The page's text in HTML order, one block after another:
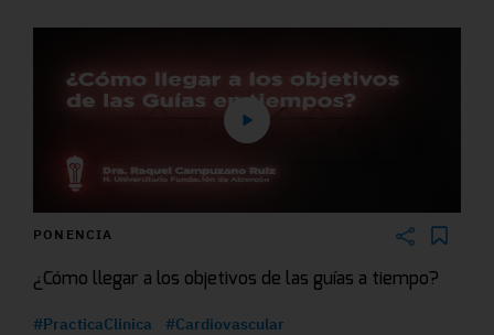
PONENCIA
¿Cómo llegar a los objetivos de las guías a tiempo?
#PracticaClinica
#Cardiovascular